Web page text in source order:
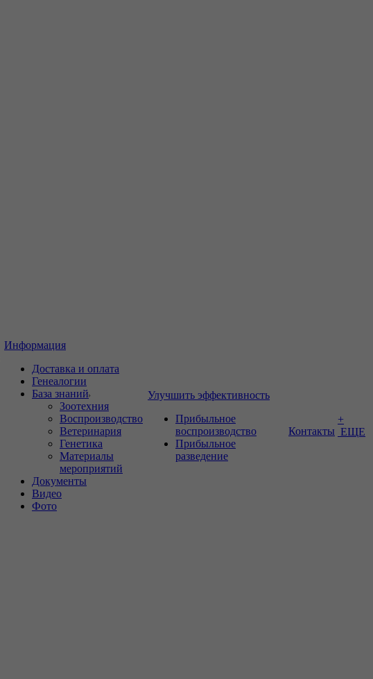
Информация
Доставка и оплата
Генеалогии
База знаний
Зоотехния
Воспроизводство
Ветеринария
Генетика
Материалы
мероприятий
Документы
Видео
Фото
Улучшить эффективность
Прибыльное
воспроизводство
Прибыльное
разведение
Контакты
+
ЕЩЕ